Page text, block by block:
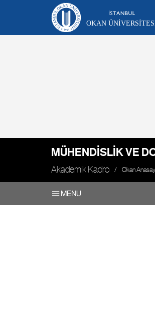
OKAN
MÜHENDISLIK VE
Akademik Kadro Okan
MENU